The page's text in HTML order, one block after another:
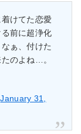
けてた恋愛
前に超浄化
ぁ、付けた
のよね…。
January 31,